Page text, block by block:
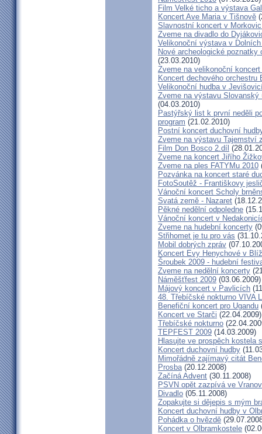
Film Velké ticho a výstava
Koncert Ave Maria v Tišnově
Slavnostní koncert v
Zveme na divadlo do
Velikonoční výstava v
Nové archeologické
(23.03.2010)
Zveme na velikonoční
Koncert dechového orchestru
Velikonoční hudba v
Zveme na výstavu
(04.03.2010)
Pastýřský list k první neděli
program (21.02.2010)
Postní koncert duchovní
Zveme na výstavu Tajemství
Film Don Bosco 2.díl
Zveme na koncert Jiřího
Zveme na ples FATYMu 2010
Pozvánka na koncert staré
FotoSoutěž - Františkovy
Vánoční koncert Scholy
Svatá země - Nazaret
Pěkné nedělní odpoledne
Vánoční koncert v
Zveme na hudební koncerty
Střihomet je tu pro vás
Mobil dobrých zpráv
Koncert Evy Henychové v
Šroubek 2009 - hudební
Zveme na nedělní koncerty
Náměšťfest 2009 (03.06.2009)
Májový koncert v Pavlicích
48. Třebíčské nokturno VIVA
Benefiční koncert pro Ugandu
Koncert ve Starči (22.04.2009)
Třebíčské nokturno
TEPFEST 2009 (14.03.2009)
Hlasujte ve prospěch kostela
Koncert duchovní hudby
Mimořádně zajímavý citát
Prosba(20.12.2008)
Začíná Advent (30.11.2008)
PSVN opět zazpívá ve
Divadlo (05.11.2008)
Zopakujte si dějepis s mým
Koncert duchovní hudby v
Pohádka o hvězdě
Koncert v Olbramkostele